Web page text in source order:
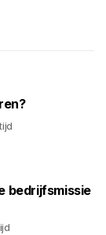
bedrijfsmissie